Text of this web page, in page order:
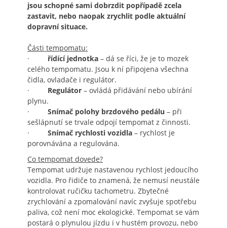
jsou schopné sami dobrzdit popřípadě zcela
zastavit, nebo naopak zrychlit podle aktuální
dopravní situace.
Části tempomatu:
· řídící jednotka – dá se říci, že je to mozek
celého tempomatu. Jsou k ní připojena všechna
čidla, ovladače i regulátor.
· Regulátor – ovládá přidávání nebo ubírání
plynu.
· Snímač polohy brzdového pedálu – při
sešlápnutí se trvale odpojí tempomat z činnosti.
· Snímač rychlosti vozidla – rychlost je
porovnávána a regulována.
Co tempomat dovede?
Tempomat udržuje nastavenou rychlost jedoucího
vozidla. Pro řidiče to znamená, že nemusí neustále
kontrolovat ručičku tachometru. Zbytečné
zrychlování a zpomalování navíc zvyšuje spotřebu
paliva, což není moc ekologické. Tempomat se vám
postará o plynulou jízdu i v hustém provozu, nebo